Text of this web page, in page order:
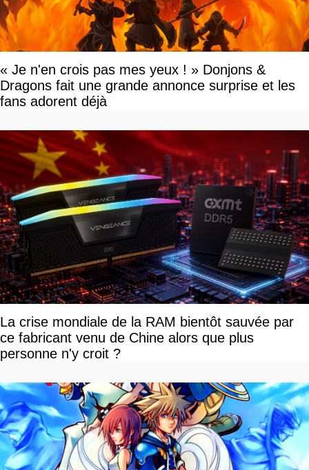
« Je n'en crois pas mes yeux ! » Donjons &
Dragons fait une grande annonce surprise et les
fans adorent déjà
La crise mondiale de la RAM bientôt sauvée par
ce fabricant venu de Chine alors que plus
personne n'y croit ?